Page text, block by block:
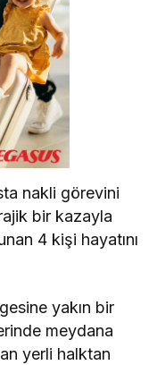
nakli görevini
bir kazayla
4 kişi hayatını
yakın bir
meydana
yerli halktan